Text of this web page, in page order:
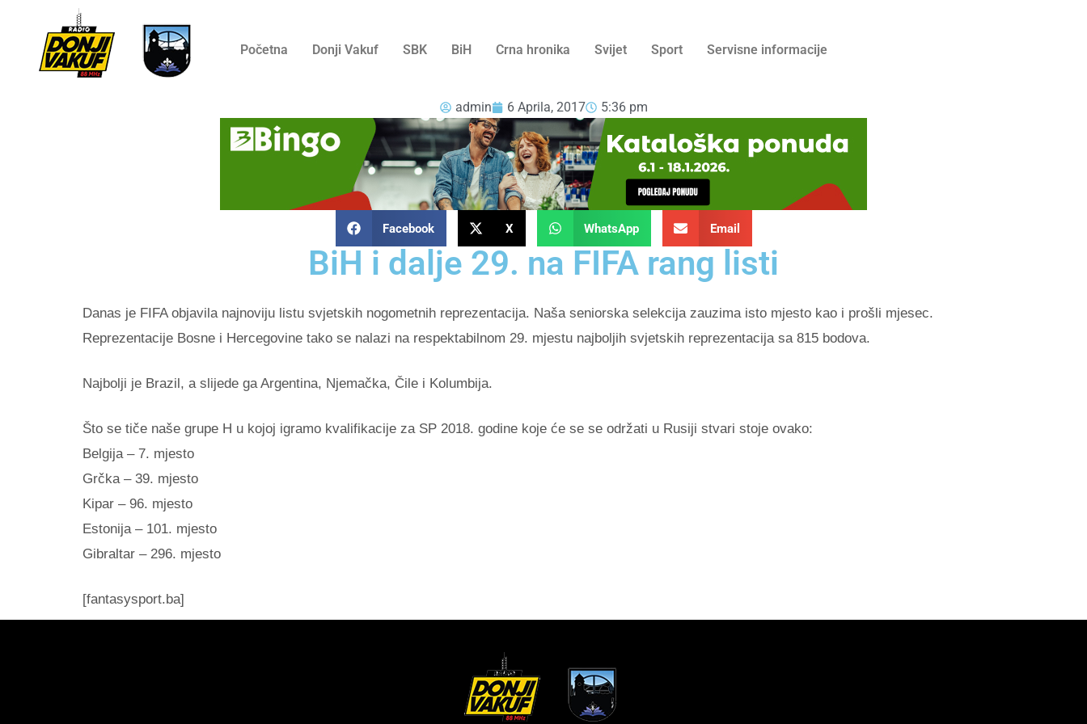
Početna Donji Vakuf SBK BiH Crna hronika Svijet Sport Servisne informacije
admin 6 Aprila, 2017 5:36 pm
Facebook X WhatsApp Email
BiH i dalje 29. na FIFA rang listi
Danas je FIFA objavila najnoviju listu svjetskih nogometnih reprezentacija. Naša seniorska selekcija zauzima isto mjesto kao i prošli mjesec.
Reprezentacije Bosne i Hercegovine tako se nalazi na respektabilnom 29. mjestu najboljih svjetskih reprezentacija sa 815 bodova.
Najbolji je Brazil, a slijede ga Argentina, Njemačka, Čile i Kolumbija.
Što se tiče naše grupe H u kojoj igramo kvalifikacije za SP 2018. godine koje će se se održati u Rusiji stvari stoje ovako:
Belgija – 7. mjesto
Grčka – 39. mjesto
Kipar – 96. mjesto
Estonija – 101. mjesto
Gibraltar – 296. mjesto
[fantasysport.ba]